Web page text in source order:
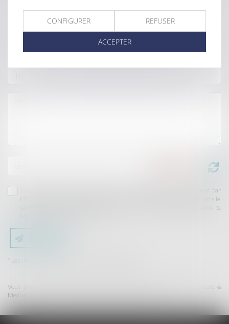
J'accepte que les informations saisies soient traitées informatiquement par
PERSPECTIVES-LAW & MEDIATION et l'hébergeur du présent site dans le
cadre de ma demande et de la relation avec PERSPECTIVES-LAW &
* Les champs suivis d'un astérisque sont obligatoires.
Vous pouvez exercer vos droits en vous adressant à : PERSPECTIVES Law &
Médiation | avenue Franklin Roosevelt 186/9 - 1000 Bruxelles
CONFIGURER REFUSER
ACCEPTER